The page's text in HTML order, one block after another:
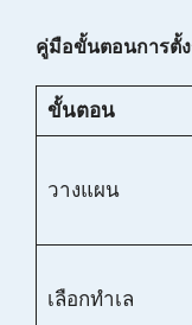
คู่มือขั้นตอนการตั้
ขั้นตอน
วางแผน
เลือกทำเล